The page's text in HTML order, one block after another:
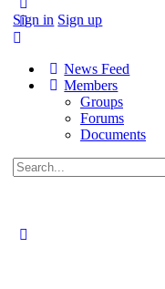
Sign in Sign up
News Feed
Members
Groups
Forums
Documents
Search
for: